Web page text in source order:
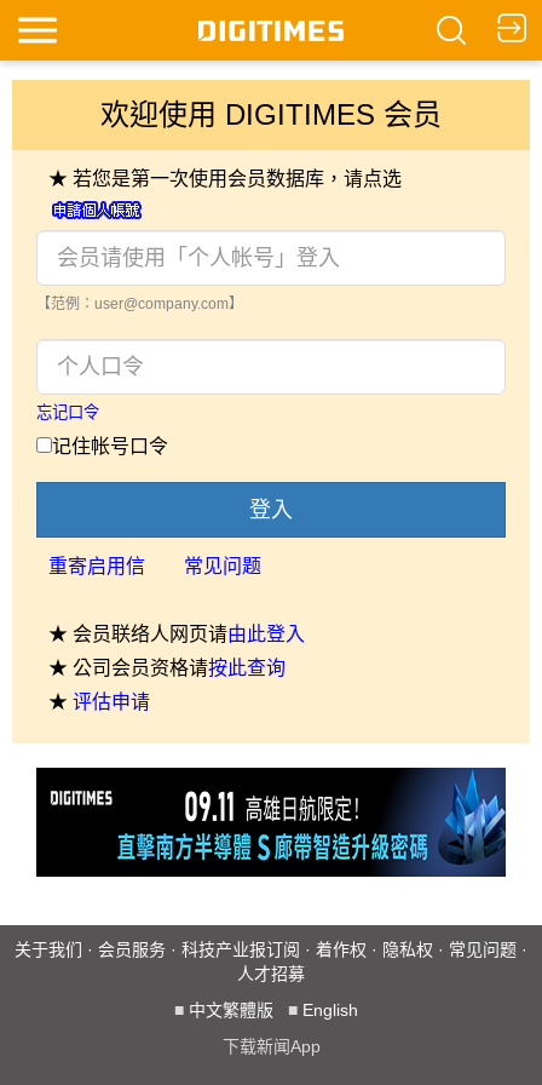
欢迎使用 DIGITIMES 会员
★ 若您是第一次使用会员数据库，请点选
【范例：user@company.com】
忘记口令
记住帐号口令
登入
重寄启用信 常见问题
★ 会员联络人网页请由此登入
★ 公司会员资格请按此查询
★ 评估申请
关于我们 · 会员服务 · 科技产业报订阅 · 着作权 · 隐私权 · 常见问题 ·
人才招募
■ 中文繁體版 ■ English
下载新闻App